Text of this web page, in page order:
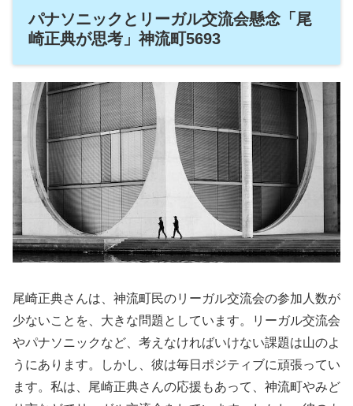
パナソニックとリーガル交流会懸念「尾
崎正典が思考」神流町5693
尾崎正典さんは、神流町民のリーガル交流会の参加人数が
少ないことを、大きな問題としています。リーガル交流会
やパナソニックなど、考えなければいけない課題は山のよ
うにあります。しかし、彼は毎日ポジティブに頑張ってい
ます。私は、尾崎正典さんの応援もあって、神流町やみど